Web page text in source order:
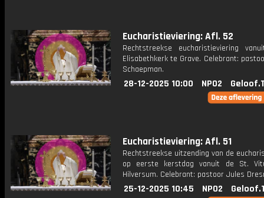
Eucharistieviering: Afl. 52
Rechtstreekse eucharistieviering
Elisabethkerk te Grave. Celebrant:
Schaepman.
28-12-2025 10:00 NPO2
Eucharistieviering: Afl. 51
Rechtstreekse uitzending van de
op eerste kerstdag vanuit de St.
Hilversum. Celebrant: pastoor Jules
25-12-2025 10:45 NPO2